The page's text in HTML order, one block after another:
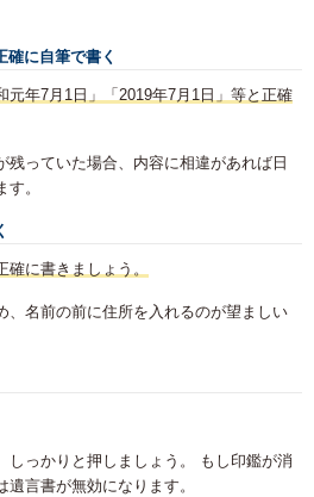
確に自筆で書く
元年7月1日」「2019年7月1日」等と正確
残っていた場合、内容に相違があれば日
。
に書きましょう。
、名前の前に住所を入れるのが望ましい
しっかりと押しましょう。 もし印鑑が消
言書が無効になります。